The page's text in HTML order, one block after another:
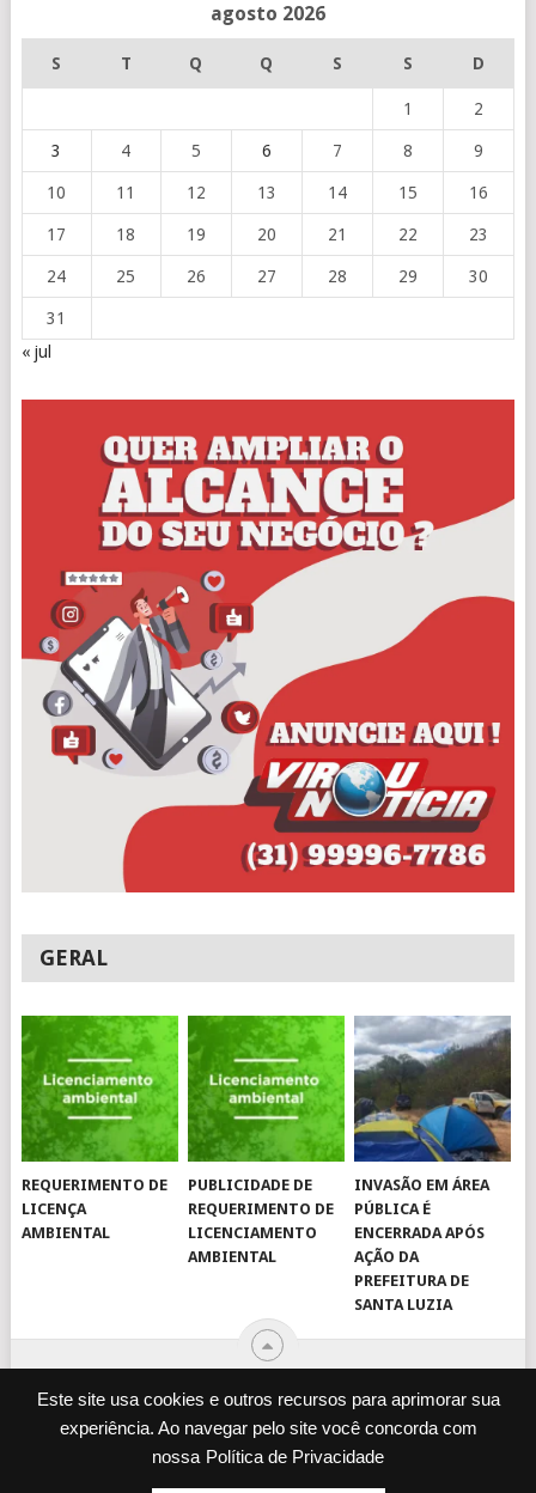
Este site usa cookies e outros recursos para aprimorar sua
experiência. Ao navegar pelo site você concorda com
nossa Política de Privacidade
agosto 2026
S T Q Q S S D
1 2
3 4 5 6 7 8 9
10 11 12 13 14 15 16
17 18 19 20 21 22 23
24 25 26 27 28 29 30
31
« jul
GERAL
REQUERIMENTO DE
LICENÇA
AMBIENTAL
PUBLICIDADE DE
REQUERIMENTO DE
LICENCIAMENTO
AMBIENTAL
INVASÃO EM ÁREA
PÚBLICA É
ENCERRADA APÓS
AÇÃO DA
PREFEITURA DE
SANTA LUZIA